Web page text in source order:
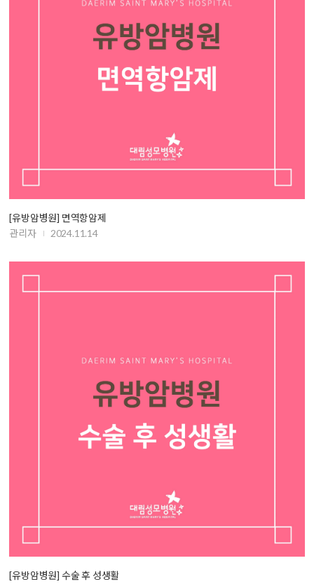
[유방암병원] 면역항암제
관리자
2024.11.14
[유방암병원] 수술 후 성생활